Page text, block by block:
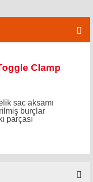
Clamp
sac aksamı
burçlar
parçası